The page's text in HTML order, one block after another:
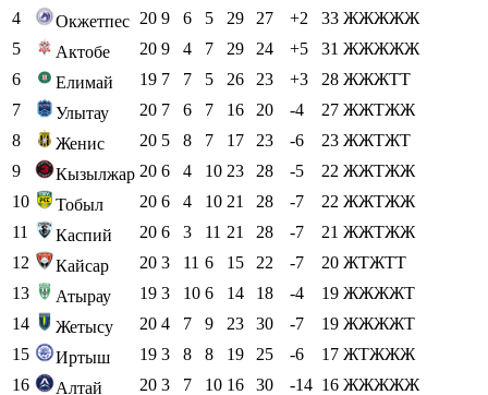
4
Окжетпес 20 9 6 5 29 27 +2 33 ЖЖЖЖЖ
5
Актобе 20 9 4 7 29 24 +5 31 ЖЖЖЖЖ
6
Елимай 19 7 7 5 26 23 +3 28 ЖЖЖТТ
7
Улытау 20 7 6 7 16 20 -4 27 ЖЖТЖЖ
8
Женис 20 5 8 7 17 23 -6 23 ЖЖТЖТ
9
Кызылжар 20 6 4 10 23 28 -5 22 ЖЖТЖЖ
10
Тобыл 20 6 4 10 21 28 -7 22 ЖЖТЖЖ
11
Каспий 20 6 3 11 21 28 -7 21 ЖЖТЖЖ
12
Кайсар 20 3 11 6 15 22 -7 20 ЖТЖТТ
13
Атырау 19 3 10 6 14 18 -4 19 ЖЖЖЖТ
14
Жетысу 20 4 7 9 23 30 -7 19 ЖЖЖЖТ
15
Иртыш 19 3 8 8 19 25 -6 17 ЖТЖЖЖ
16
Алтай 20 3 7 10 16 30 -14 16 ЖЖЖЖЖ